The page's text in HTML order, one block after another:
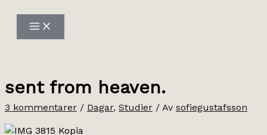
innehåll
sent from heaven.
3 kommentarer / Dagar, Studier / Av sofiegustafsson